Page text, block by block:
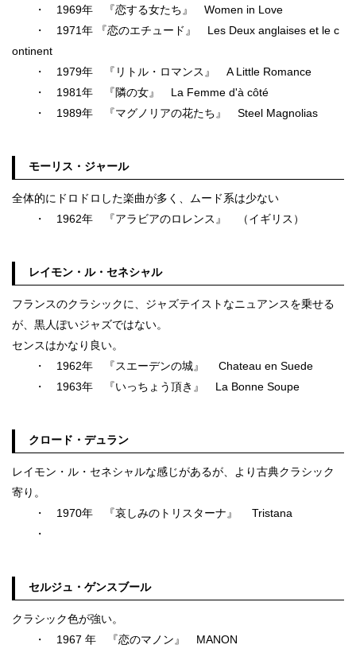
・ 1969年 『恋する女たち』 Women in Love
・ 1971年 『恋のエチュード』 Les Deux anglaises et le c
ontinent
・ 1979年 『リトル・ロマンス』 A Little Romance
・ 1981年 『隣の女』 La Femme d'à côté
・ 1989年 『マグノリアの花たち』 Steel Magnolias
モーリス・ジャール
全体的にドロドロした楽曲が多く、ムード系は少ない
・ 1962年 『アラビアのロレンス』 （イギリス）
レイモン・ル・セネシャル
フランスのクラシックに、ジャズテイストなニュアンスを乗せる
が、黒人ぽいジャズではない。
センスはかなり良い。
・ 1962年 『スエーデンの城』 Chateau en Suede
・ 1963年 『いっちょう頂き』 La Bonne Soupe
クロード・デュラン
レイモン・ル・セネシャルな感じがあるが、より古典クラシック
寄り。
・ 1970年 『哀しみのトリスターナ』 Tristana
・
セルジュ・ゲンスブール
クラシック色が強い。
・ 1967 年 『恋のマノン』 MANON